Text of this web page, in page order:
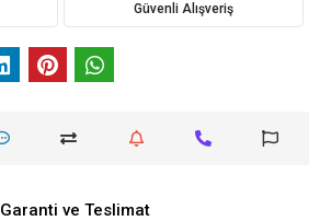
Güvenli Alışveriş
Garanti ve Teslimat